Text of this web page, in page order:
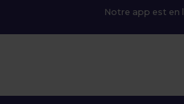
Notre app est en